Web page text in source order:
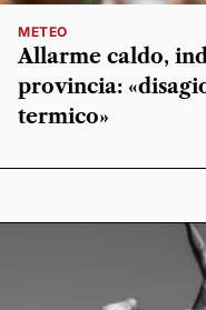
METEO
Allarme caldo,
provincia:
termico»